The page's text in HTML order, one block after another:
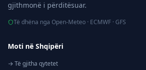
gjithmonë i përditësuar.
Të dhëna nga Open-Meteo · ECMWF · GFS
Moti në Shqipëri
→ Të gjitha qytetet